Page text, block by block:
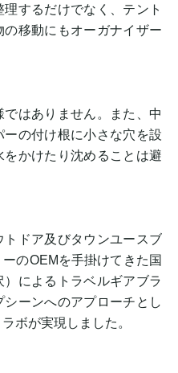
するだけでなく、テント
移動にもオーガナイザー
はありません。また、中
の付け根に小さな穴を設
かけたり沈めることは避
ドア及びタウンユースブ
のOEMを手掛けてきた国
によるトラベルギアブラ
ーンへのアプローチとし
ボが実現しました。